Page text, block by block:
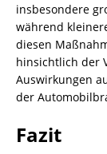
insbesondere
während
diesen
hinsichtlich der
Auswirkungen
der
Fazit